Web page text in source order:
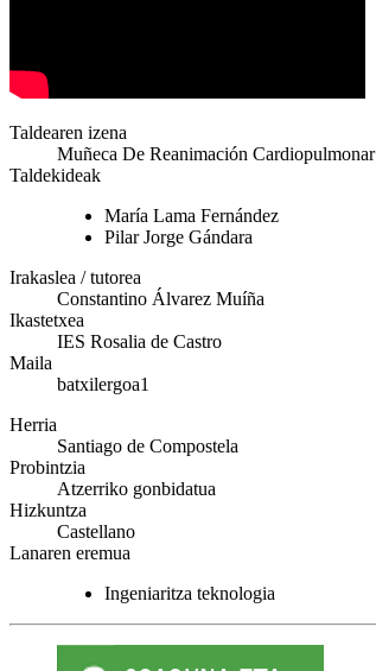
Taldearen izena
Muñeca De Reanimación Cardiopulmonar
Taldekideak
María Lama Fernández
Pilar Jorge Gándara
Irakaslea / tutorea
Constantino Álvarez Muíña
Ikastetxea
IES Rosalia de Castro
Maila
batxilergoa1
Herria
Santiago de Compostela
Probintzia
Atzerriko gonbidatua
Hizkuntza
Castellano
Lanaren eremua
Ingeniaritza teknologia